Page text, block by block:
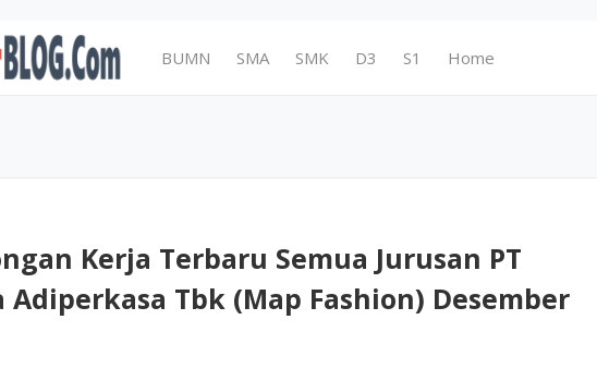
BUMN SMA SMK D3 S1 Home
Kerja Terbaru Semua Jurusan PT
Adiperkasa Tbk (Map Fashion) Desember